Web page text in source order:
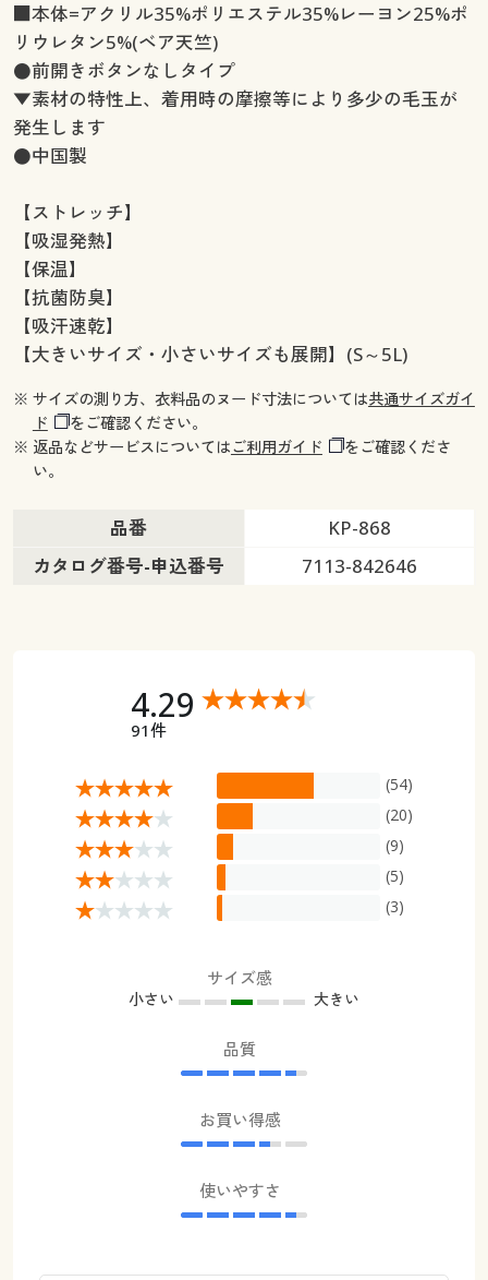
■本体=アクリル35%ポリエステル35%レーヨン25%ポ
リウレタン5%(ベア天竺)
●前開きボタンなしタイプ
▼素材の特性上、着用時の摩擦等により多少の毛玉が
発生します
●中国製
【ストレッチ】
【吸湿発熱】
【保温】
【抗菌防臭】
【吸汗速乾】
【大きいサイズ・小さいサイズも展開】(S～5L)
※ サイズの測り方、衣料品のヌード寸法については共通サイズガイ
ド
をご確認ください。
※ 返品などサービスについてはご利用ガイド
をご確認くださ
い。
品番
KP-868
カタログ番号-申込番号
7113-842646
4.29
91件
(54)
(20)
(9)
(5)
(3)
サイズ感
小さい 大きい
品質
お買い得感
使いやすさ